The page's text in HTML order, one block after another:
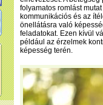
folyamatos romlást
kommunikációs és az
önellátásra való
feladatokat. Ezen kívül
például az érzelmek
képesség terén.